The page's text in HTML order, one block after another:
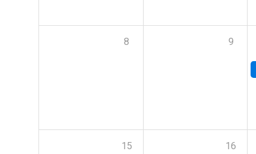
8 9
15 16